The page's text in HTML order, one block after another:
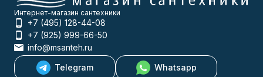
Интернет-магазин сантехники
+7 (495) 128-44-08
+7 (925) 999-66-50
info@msanteh.ru
Telegram
Whatsapp